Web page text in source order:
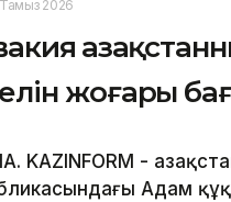
2026
жоғары
KAZINFORM -
Адам